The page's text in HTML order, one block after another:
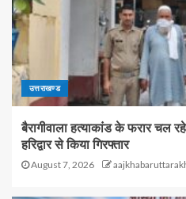
उत्तराखण्ड
बैरागीवाला हत्याकांड के फरार चल
हरिद्वार से किया गिरफ्तार
August 7, 2026